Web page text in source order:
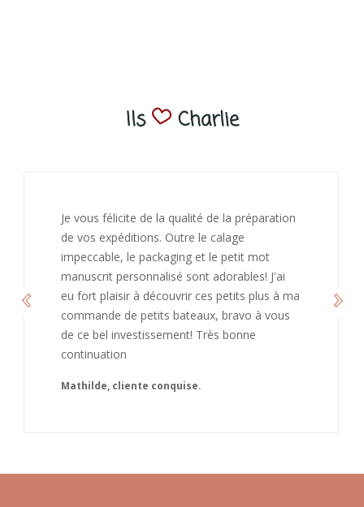
Ils Charlie
J’ai adoré ouvrir ce paquet votre message est
bienveillant et fait plaisir. Je ne manquerai pas
de recommandé chez vous. Bonne
continuation et merci à vous.
Caroline